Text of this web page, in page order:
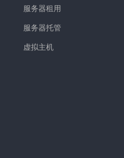
服务器租用
服务器托管
虚拟主机